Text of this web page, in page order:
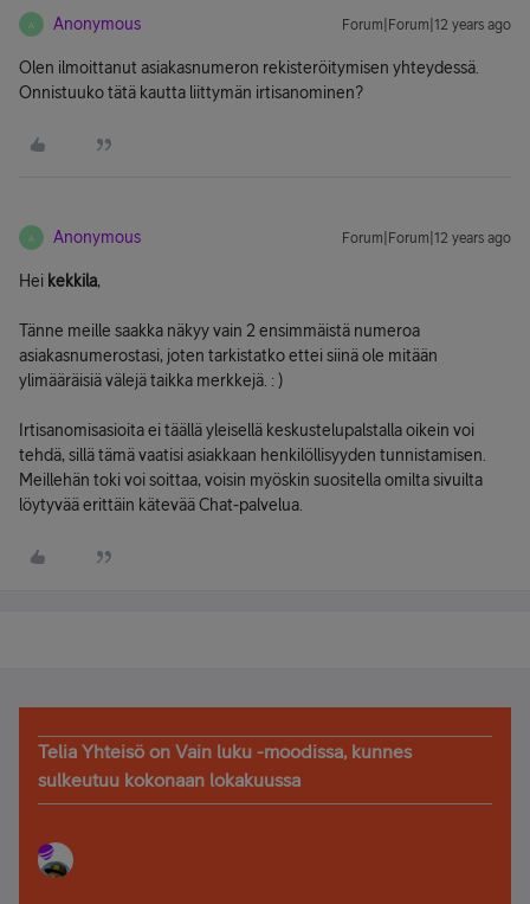
A Anonymous Forum|Forum|12 years ago
Olen ilmoittanut asiakasnumeron rekisteröitymisen yhteydessä.
Onnistuuko tätä kautta liittymän irtisanominen?
A Anonymous Forum|Forum|12 years ago
Hei kekkila,
Tänne meille saakka näkyy vain 2 ensimmäistä numeroa
asiakasnumerostasi, joten tarkistatko ettei siinä ole mitään
ylimääräisiä välejä taikka merkkejä. : )
Irtisanomisasioita ei täällä yleisellä keskustelupalstalla oikein voi
tehdä, sillä tämä vaatisi asiakkaan henkilöllisyyden tunnistamisen.
Meillehän toki voi soittaa, voisin myöskin suositella omilta sivuilta
löytyvää erittäin kätevää Chat-palvelua.
Telia Yhteisö on Vain luku -moodissa, kunnes
sulkeutuu kokonaan lokakuussa